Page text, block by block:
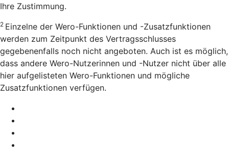
Ihre Zustimmung.
2 Einzelne der Wero-Funktionen und -Zusatzfunktionen
werden zum Zeitpunkt des Vertragsschlusses
gegebenenfalls noch nicht angeboten. Auch ist es möglich,
dass andere Wero-Nutzerinnen und -Nutzer nicht über alle
hier aufgelisteten Wero-Funktionen und mögliche
Zusatzfunktionen verfügen.